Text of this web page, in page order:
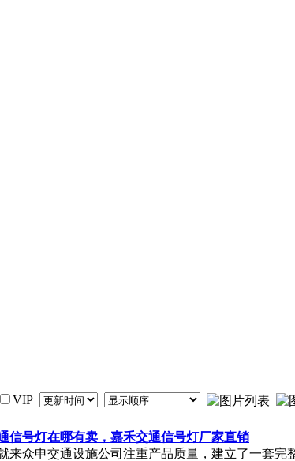
VIP
信号灯在哪有卖，嘉禾交通信号灯厂家直销
来众申交通设施公司注重产品质量，建立了一套